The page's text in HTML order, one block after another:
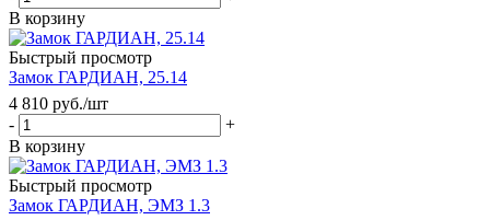
В корзину
Быстрый просмотр
Замок ГАРДИАН, 25.14
4 810 руб./шт
-
+
В корзину
Быстрый просмотр
Замок ГАРДИАН, ЭМЗ 1.3